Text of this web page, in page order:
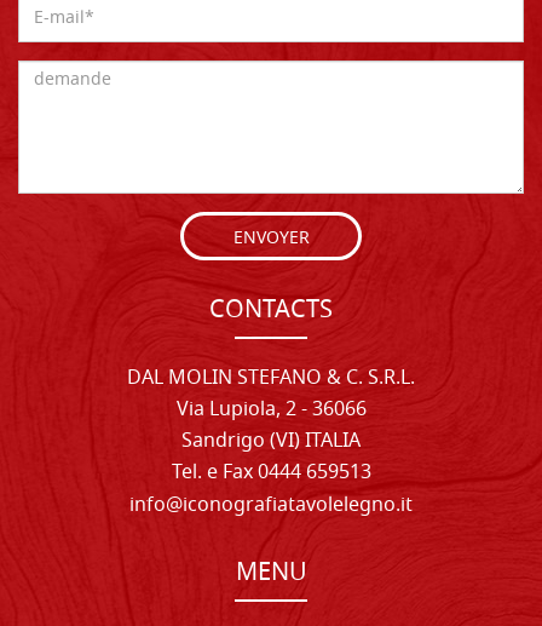
ENVOYER
CONTACTS
DAL MOLIN STEFANO & C. S.R.L.
Via Lupiola, 2 - 36066
Sandrigo (VI) ITALIA
Tel. e Fax 0444 659513
info@iconografiatavolelegno.it
MENU